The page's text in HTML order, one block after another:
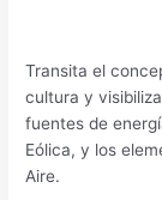
Transita el
cultura y
fuentes de
Eólica, y los
Aire.